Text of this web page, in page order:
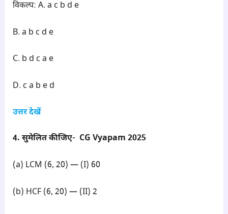
विकल्प: A. a c b d e
B. a b c d e
C. b d c a e
D. c a b e d
उत्तर देखें
4. सुमेलित कीजिए- CG Vyapam 2025
(a) LCM (6, 20) — (I) 60
(b) HCF (6, 20) — (II) 2